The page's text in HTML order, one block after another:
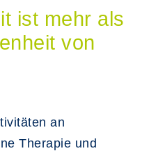
ist mehr als
von
an
Therapie und